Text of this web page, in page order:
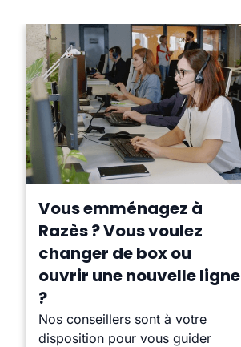
Vous emménagez à
Razès ? Vous voulez
changer de box ou
ouvrir une nouvelle ligne
?
Nos conseillers sont à votre
disposition pour vous guider